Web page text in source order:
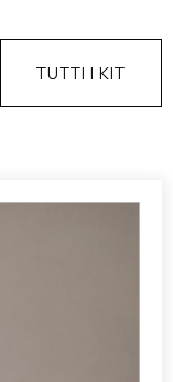
TUTTI I KIT